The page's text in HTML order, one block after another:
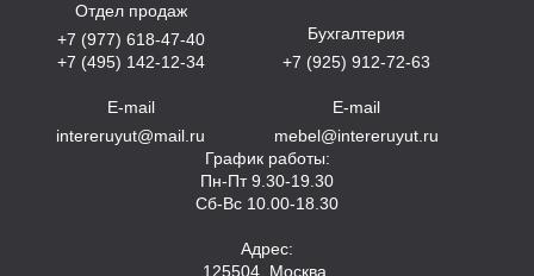
Отдел продаж
+7 (977) 618-47-40
+7 (495) 142-12-34
E-mail
intereruyut@mail.ru
Бухгалтерия
+7 (925) 912-72-63
E-mail
mebel@intereruyut.ru
График работы:
Пн-Пт 9.30-19.30
Сб-Вс 10.00-18.30
Адрес:
125504, Москва,